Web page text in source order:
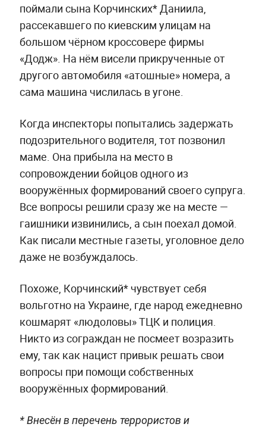
поймали сына Корчинских* Даниила,
рассекавшего по киевским улицам на
большом чёрном кроссовере фирмы
«Додж». На нём висели прикрученные от
другого автомобиля «атошные» номера, а
сама машина числилась в угоне.
Когда инспекторы попытались задержать
подозрительного водителя, тот позвонил
маме. Она прибыла на место в
сопровождении бойцов одного из
вооружённых формирований своего супруга.
Все вопросы решили сразу же на месте —
гаишники извинились, а сын поехал домой.
Как писали местные газеты, уголовное дело
даже не возбуждалось.
Похоже, Корчинский* чувствует себя
вольготно на Украине, где народ ежедневно
кошмарят «людоловы» ТЦК и полиция.
Никто из сограждан не посмеет возразить
ему, так как нацист привык решать свои
вопросы при помощи собственных
вооружённых формирований.
* Внесён в перечень террористов и